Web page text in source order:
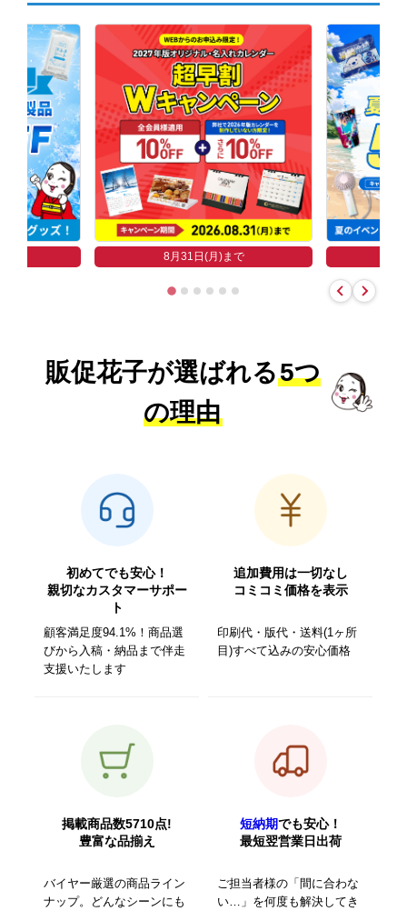
8月31日(月)まで
販促花子が選ばれる5つ
の理由
初めてでも安心！
親切なカスタマーサポー
ト
顧客満足度94.1%！商品選
びから入稿・納品まで伴走
支援いたします
追加費用は一切なし
コミコミ価格を表示
印刷代・版代・送料(1ヶ所
目)すべて込みの安心価格
掲載商品数5710点!
豊富な品揃え
バイヤー厳選の商品ライン
ナップ。どんなシーンにも
短納期でも安心！
最短翌営業日出荷
ご担当者様の「間に合わな
い…」を何度も解決してき